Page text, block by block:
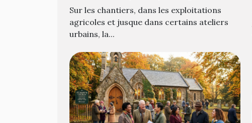
équipements atypiques
Sur les chantiers, dans les exploitations
agricoles et jusque dans certains ateliers
urbains, la...